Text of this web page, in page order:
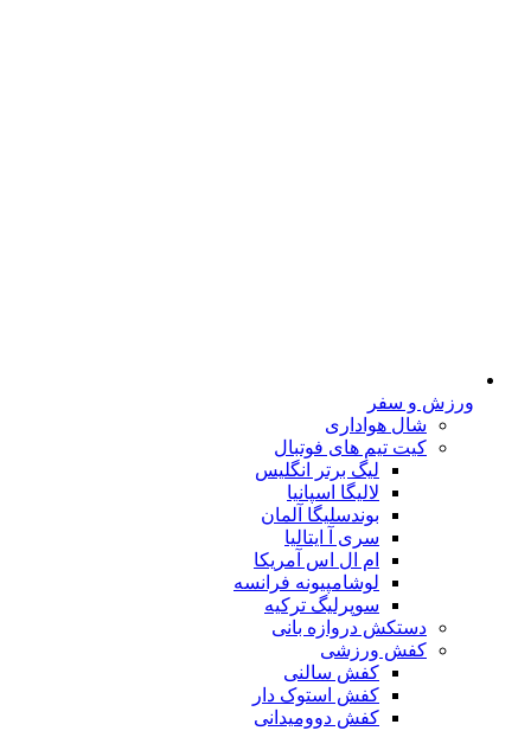
ورزش و سفر
شال هواداری
کیت تیم های فوتبال
لیگ برتر انگلیس
لالیگا اسپانیا
بوندسلیگا آلمان
سری آ ایتالیا
ام ال اس آمریکا
لوشامپیونه فرانسه
سوپرلیگ ترکیه
دستکش دروازه بانی
کفش ورزشی
کفش سالنی
کفش استوک دار
کفش دوومیدانی